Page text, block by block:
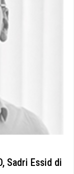
Sadri Essid di